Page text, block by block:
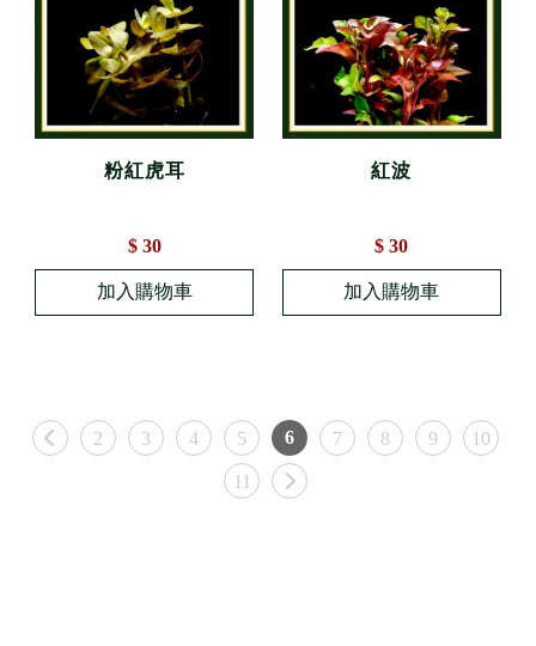
粉紅虎耳
$ 30
紅波
$ 30
2 3 4 5 6 7 8 9 10
11